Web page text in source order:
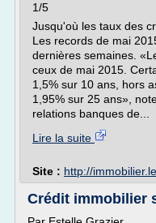
1/5
Jusqu'où les taux des
Les records de mai
dernières semaines.
ceux de mai 2015.
1,5% sur 10 ans, hors
1,95% sur 25 ans»,
relations banques de...
Lire la suite
Site : http://
Crédit immobilier